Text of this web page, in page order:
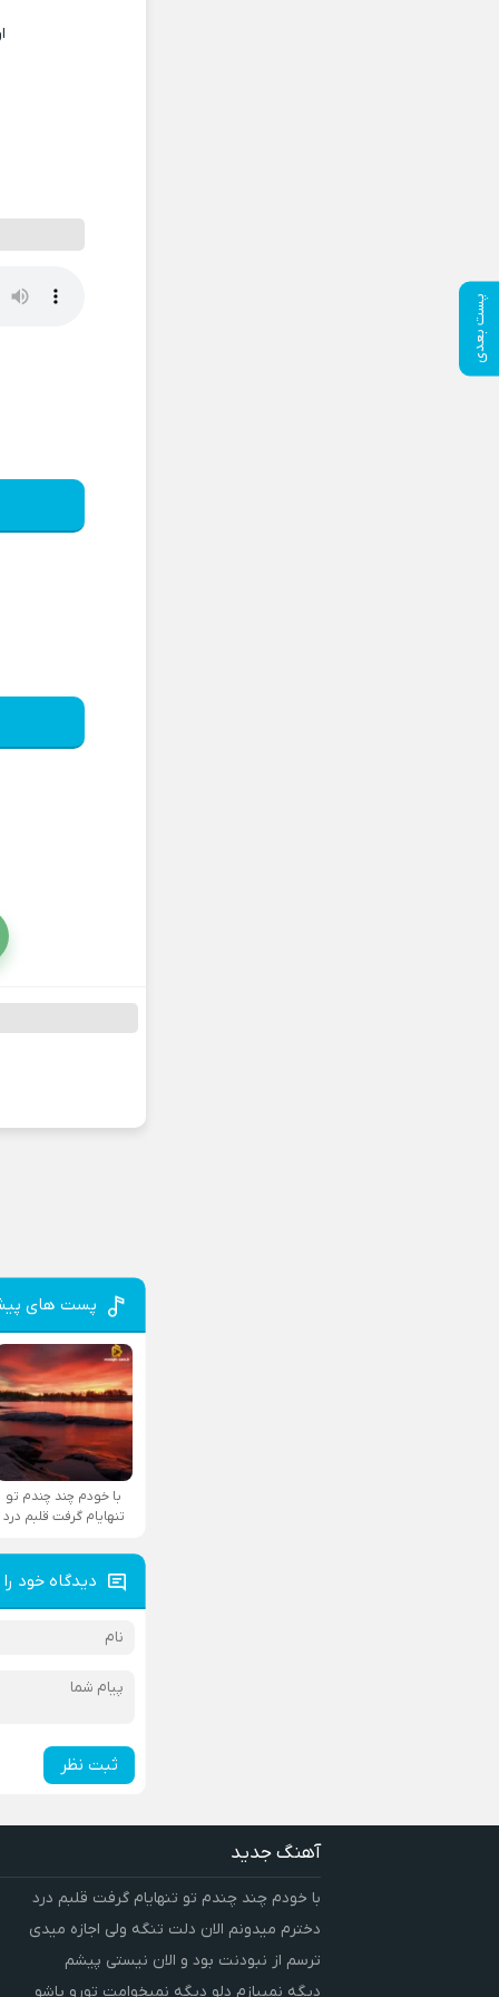
پست بعدی
پست های
با خودم چند چندم تو
تنهایام گرفت قلبم درد
دیدگاه خود
ثبت نظر
آهنگ جدید
با خودم چند چندم تو تنهایام گرفت قلبم درد
دخترم میدونم الان دلت تنگه ولی اجازه میدی
ترسم از نبودنت بود و الان نیستی پیشم
دیگه نمیبازم دلو دیگه نمیخوامت تورو پاشو